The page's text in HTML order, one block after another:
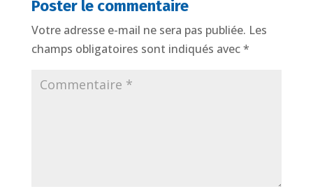
Poster le commentaire
Votre adresse e-mail ne sera pas publiée. Les
champs obligatoires sont indiqués avec*